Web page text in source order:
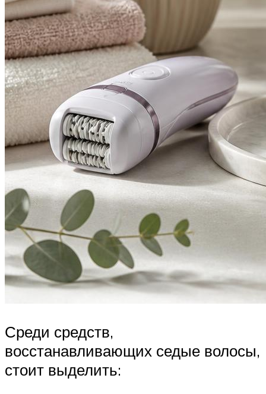
Среди средств,
восстанавливающих седые волосы,
стоит выделить: